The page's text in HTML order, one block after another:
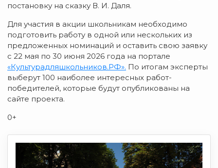
постановку на сказку В. И. Даля.
Для участия в акции школьникам необходимо
подготовить работу в одной или нескольких из
предложенных номинаций и оставить свою заявку
с 22 мая по 30 июня 2026 года на портале
«Культурадляшкольников.РФ». По итогам эксперты
выберут 100 наиболее интересных работ-
победителей, которые будут опубликованы на
сайте проекта.
0+